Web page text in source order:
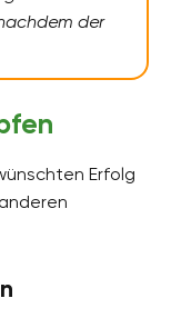
der
Erfolg